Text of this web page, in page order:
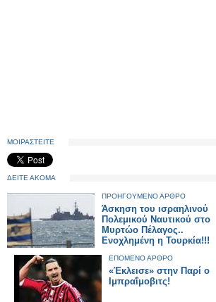
ΜΟΙΡΑΣΤΕΙΤΕ
ΔΕΙΤΕ ΑΚΟΜΑ
ΠΡΟΗΓΟΥΜΕΝΟ ΑΡΘΡΟ
Άσκηση του ισραηλινού
Πολεμικού Ναυτικού στο
Μυρτώο Πέλαγος..
Ενοχλημένη η Τουρκία!!!
ΕΠΟΜΕΝΟ ΑΡΘΡΟ
«Έκλεισε» στην Παρί ο
Ιμπραΐμοβιτς!